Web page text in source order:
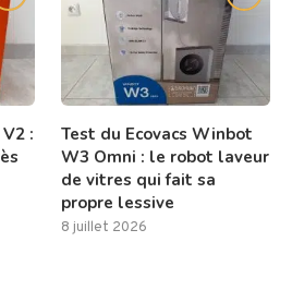
:
Test du Ecovacs Winbot
W3 Omni : le robot laveur
de vitres qui fait sa
propre lessive
8 juillet 2026